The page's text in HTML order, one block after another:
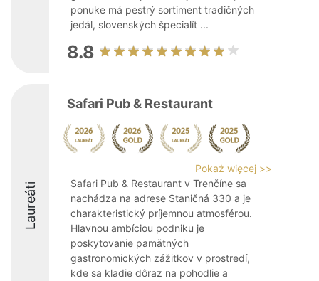
ponuke má pestrý sortiment tradičných
jedál, slovenských špecialít ...
8.8
Laureáti
Safari Pub & Restaurant
Pokaż więcej >>
Safari Pub & Restaurant v Trenčíne sa
nachádza na adrese Staničná 330 a je
charakteristický príjemnou atmosférou.
Hlavnou ambíciou podniku je
poskytovanie pamätných
gastronomických zážitkov v prostredí,
kde sa kladie dôraz na pohodlie a